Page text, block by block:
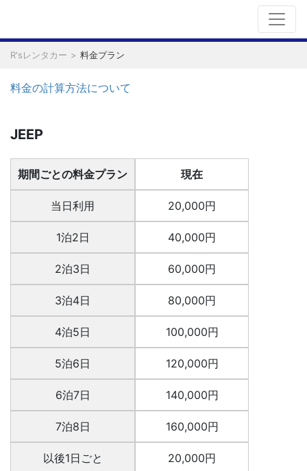
R'sレンタカー 料金プラン
料金の計算方法について
JEEP
期間ごとの料金プラン
当日利用
1泊2日
2泊3日
3泊4日
4泊5日
5泊6日
6泊7日
7泊8日
以後1日ごと
現在
20,000円
40,000円
60,000円
80,000円
100,000円
120,000円
140,000円
160,000円
20,000円